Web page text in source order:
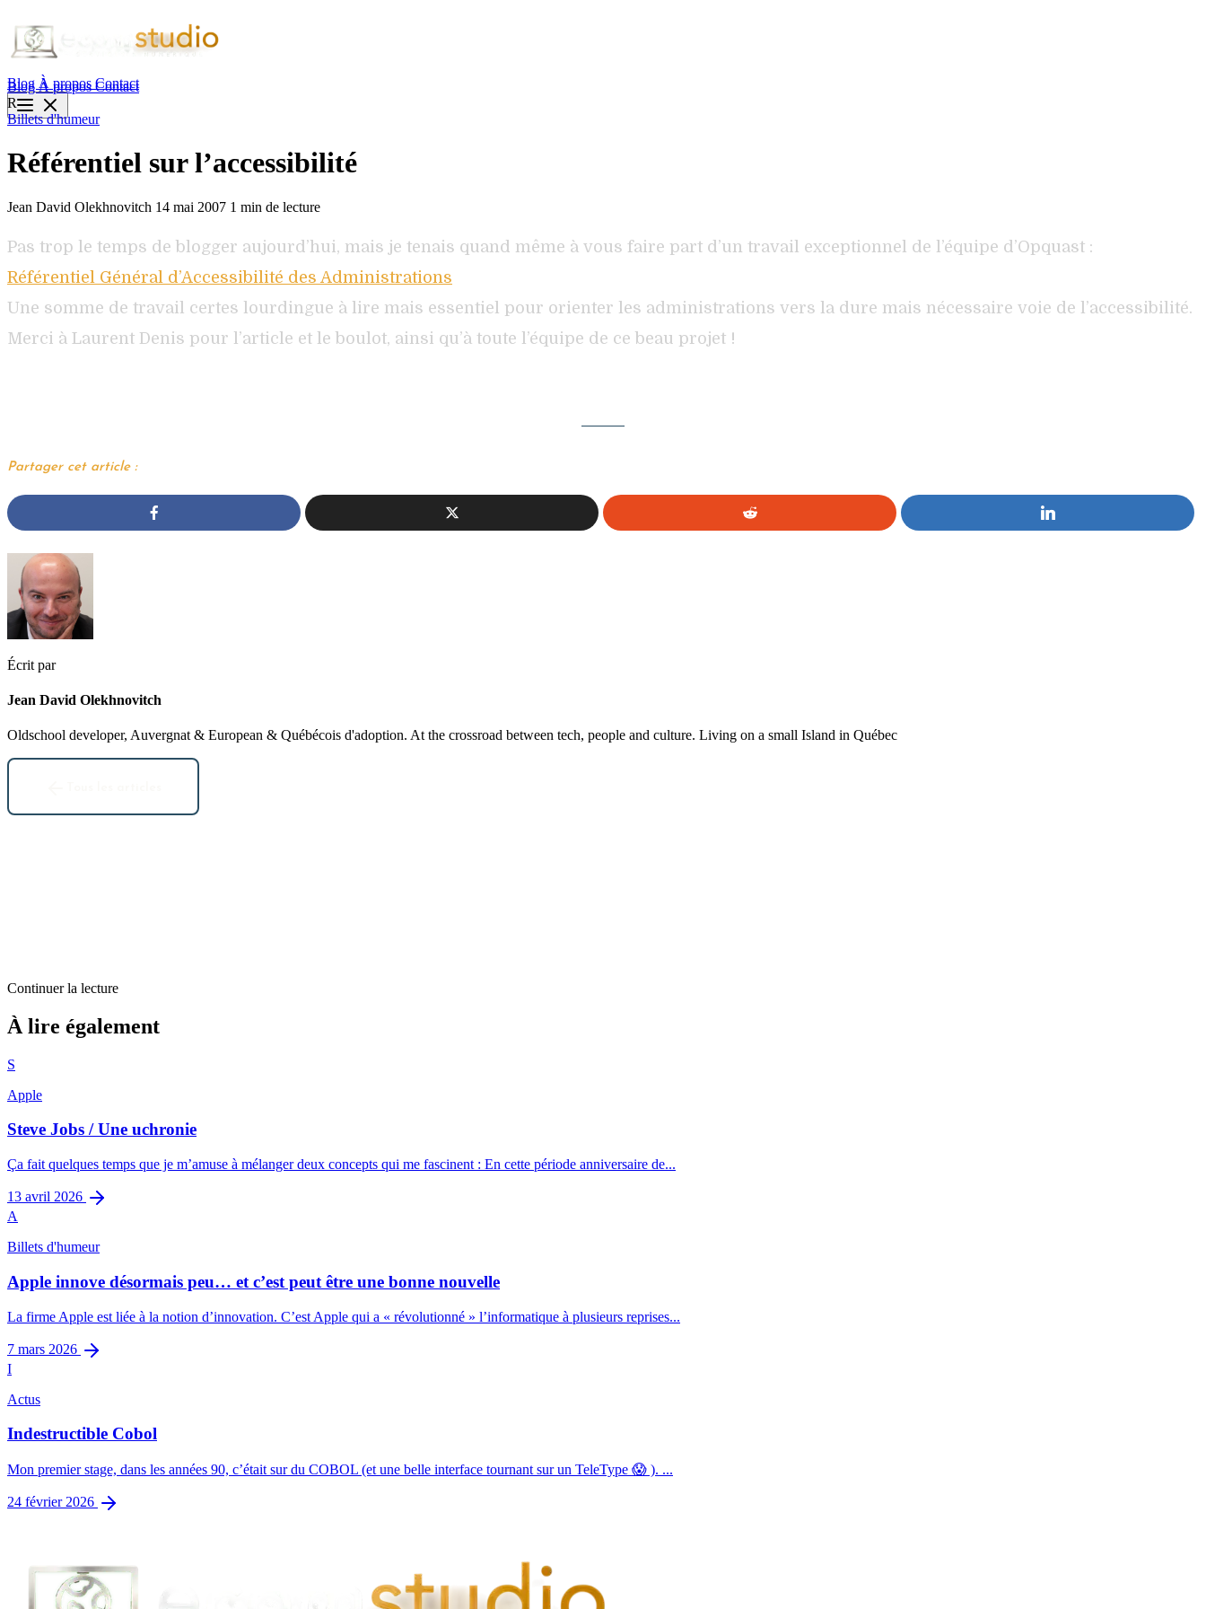
Blog À propos Contact
BlogÀ proposContact
R
Billets d'humeur
Référentiel sur l’accessibilité
Jean David Olekhnovitch 14 mai 2007 1 min de lecture
Pas trop le temps de blogger aujourd’hui, mais je tenais quand même à vous faire part d’un travail exceptionnel de l’équipe d’Opquast :
Référentiel Général d’Accessibilité des Administrations
Une somme de travail certes lourdingue à lire mais essentiel pour orienter les administrations vers la dure mais nécessaire voie de l’accessibilité.
Merci à Laurent Denis pour l’article et le boulot, ainsi qu’à toute l’équipe de ce beau projet !
Partager cet article :
Écrit par
Jean David Olekhnovitch
Oldschool developer, Auvergnat & European & Québécois d'adoption. At the crossroad between tech, people and culture. Living on a small Island in Québec
Continuer la lecture
À lire également
S
Apple
Steve Jobs / Une uchronie
Ça fait quelques temps que je m’amuse à mélanger deux concepts qui me fascinent : En cette période anniversaire de...
13 avril 2026
A
Billets d'humeur
Apple innove désormais peu… et c’est peut être une bonne nouvelle
La firme Apple est liée à la notion d’innovation. C’est Apple qui a « révolutionné » l’informatique à plusieurs reprises...
7 mars 2026
I
Actus
Indestructible Cobol
Mon premier stage, dans les années 90, c’était sur du COBOL (et une belle interface tournant sur un TeleType 😱 ). ...
24 février 2026